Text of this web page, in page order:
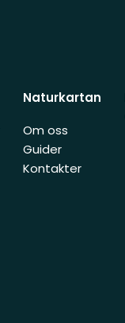
Naturkartan
Om oss
Guider
Kontakter